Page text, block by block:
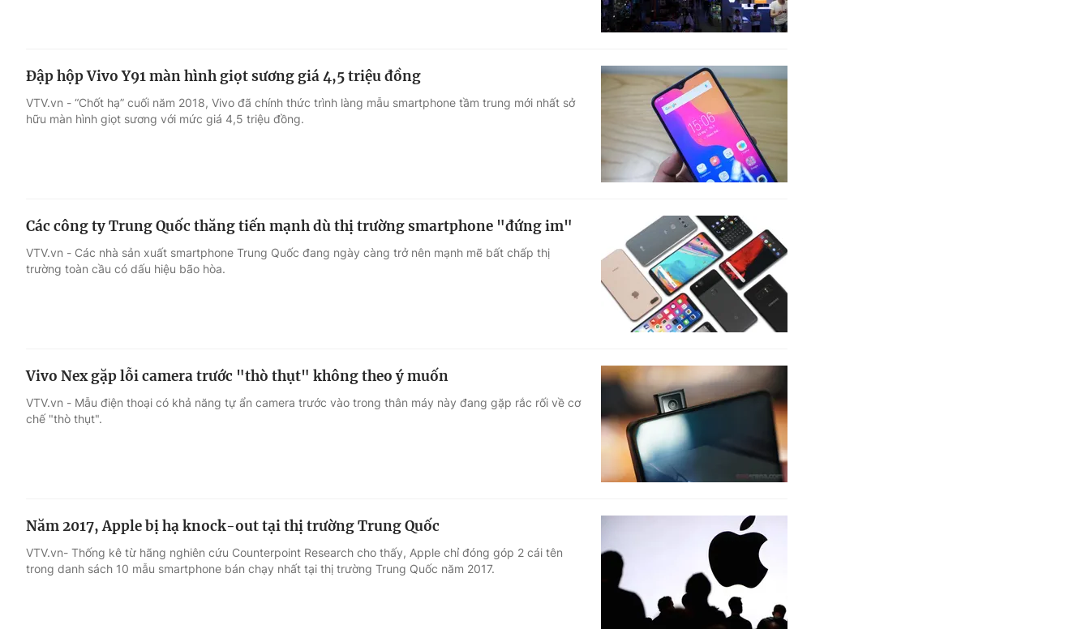
Đập hộp Vivo Y91 màn hình giọt sương giá 4,5 triệu đồng
VTV.vn - “Chốt hạ” cuối năm 2018, Vivo đã chính thức trình làng mẫu smartphone tầm trung mới nhất sở
hữu màn hình giọt sương với mức giá 4,5 triệu đồng.
Các công ty Trung Quốc thăng tiến mạnh dù thị trường smartphone "đứng im"
VTV.vn - Các nhà sản xuất smartphone Trung Quốc đang ngày càng trở nên mạnh mẽ bất chấp thị
trường toàn cầu có dấu hiệu bão hòa.
Vivo Nex gặp lỗi camera trước "thò thụt" không theo ý muốn
VTV.vn - Mẫu điện thoại có khả năng tự ẩn camera trước vào trong thân máy này đang gặp rắc rối về cơ
chế "thò thụt".
Năm 2017, Apple bị hạ knock-out tại thị trường Trung Quốc
VTV.vn- Thống kê từ hãng nghiên cứu Counterpoint Research cho thấy, Apple chỉ đóng góp 2 cái tên
trong danh sách 10 mẫu smartphone bán chạy nhất tại thị trường Trung Quốc năm 2017.